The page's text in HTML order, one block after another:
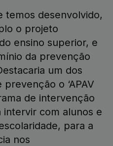
temos desenvolvido,
o projeto
ensino superior, e
da prevenção
um dos
o ‘APAV
de intervenção
intervir com alunos e
para a
nos